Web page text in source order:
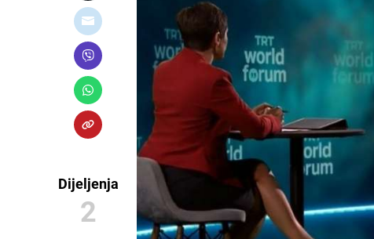
Dijeljenja
2